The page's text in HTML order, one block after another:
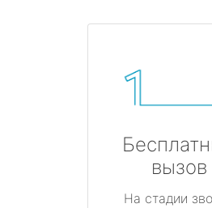
вызов
На стадии